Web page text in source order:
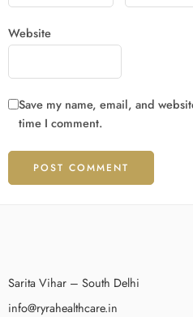
Website
Save my name, email, and
time I comment.
Sarita Vihar – South Delhi
info@ryrahealthcare.in